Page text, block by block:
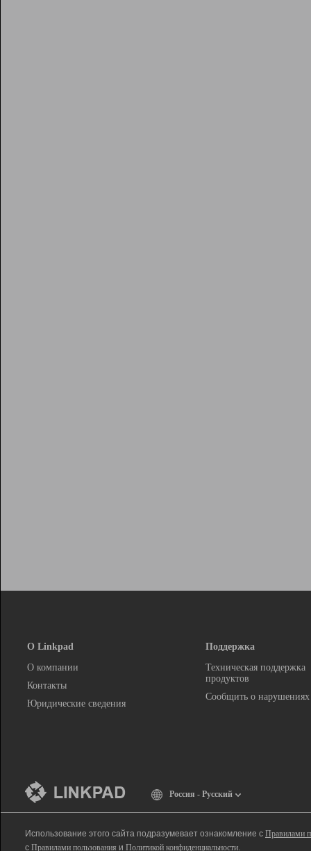
О Linkpad
О компании
Контакты
Юридические сведения
Поддержка
Техническая поддержка
продуктов
Сообщить о нарушениях
Россия - Русский
Использование этого сайта подразумевает ознакомление с Правилами
с Правилами пользования и Политикой конфиденциальности.